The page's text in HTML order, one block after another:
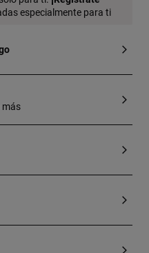
Pieza
especialmente para ti
más